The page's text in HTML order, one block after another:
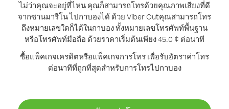
ไม่ว่าคุณจะอยู่ที่ไหน คุณก็สามารถโทรด้วยคุณภาพเสียงที่ดี
จากซานมารีโน ไปกาบองได้ ด้วย Viber Outคุณสามารถโทร
ถึงหมายเลขใดก็ได้ในกาบอง ทั้งหมายเลขโทรศัพท์พื้นฐาน
หรือโทรศัพท์มือถือ ด้วยราคาเริ่มต้นเพียง 45.0 ¢ ต่อนาที
ซื้อแพ็คเกจเครดิตหรือแพ็คเกจการโทร เพื่อรับอัตราค่าโทร
ต่อนาทีที่ถูกที่สุดสำหรับการโทรไปกาบอง